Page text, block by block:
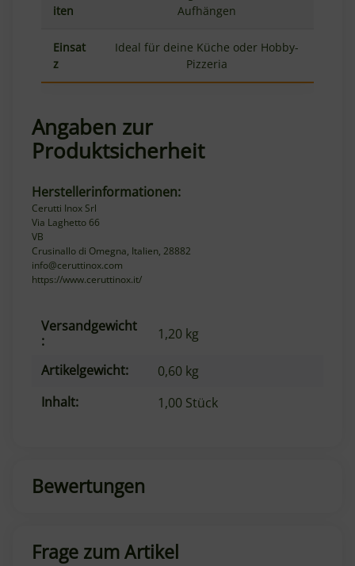
iten
Aufhängen
Einsat
z
Ideal für deine Küche oder Hobby-
Pizzeria
Angaben zur
Produktsicherheit
Herstellerinformationen:
Cerutti Inox Srl
Via Laghetto 66
VB
Crusinallo di Omegna, Italien, 28882
info@ceruttinox.com
https://www.ceruttinox.it/
Produkteigenschaft
Wert
Versandgewicht
:
1,20 kg
Artikelgewicht: 0,60 kg
Inhalt:
1,00 Stück
Bewertungen
Frage zum Artikel